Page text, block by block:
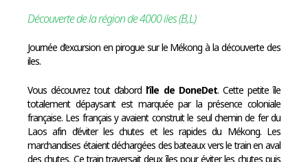
Découverte de la région de 4000 iles (B,L)
Journée d’excursion en pirogue sur le Mékong à la découverte des
iles.
Vous découvrez tout d’abord l’île de DoneDet. Cette petite île
totalement dépaysant est marquée par la présence coloniale
française. Les français y avaient construit le seul chemin de fer du
Laos afin d’éviter les chutes et les rapides du Mékong. Les
marchandises étaient déchargées des bateaux vers le train en aval
des chutes. Ce train traversait deux îles pour éviter les chutes puis